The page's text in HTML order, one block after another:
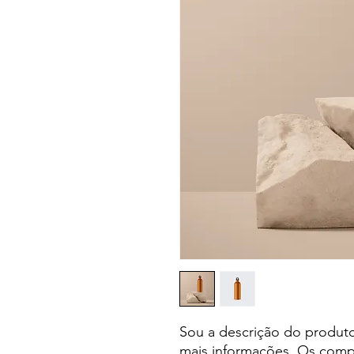
Sou a descrição do